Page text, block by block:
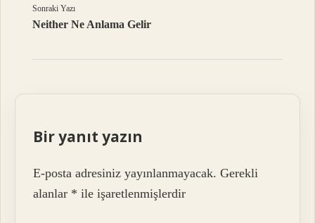
Sonraki Yazı
Neither Ne Anlama Gelir
Bir yanıt yazın
E-posta adresiniz yayınlanmayacak. Gerekli
alanlar * ile işaretlenmişlerdir